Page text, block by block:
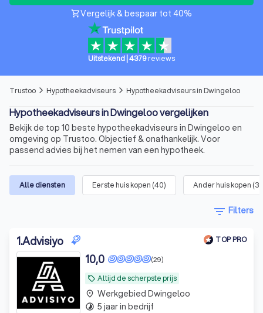
shopping_cartVergelijk & bespaar tot 40%
Uitstekend 4379reviews
Trustoo arrow_forward_ios Hypotheekadviseurs arrow_forward_ios Hypotheekadviseurs in Dwingeloo
Hypotheekadviseurs in Dwingeloo vergelijken
Bekijk de top 10 beste hypotheekadviseurs in Dwingeloo en
omgeving op Trustoo. Objectief & onafhankelijk. Voor
passend advies bij het nemen van een hypotheek.
Alle diensten Eerste huis kopen (40) Ander huis kopen (39
filter_list Filters
1.Advisiyo TOP PRO
local_offer Altijd de scherpste prijs
(29)
10,0
place Werkgebied Dwingeloo
timelapse 5 jaar in bedrijf